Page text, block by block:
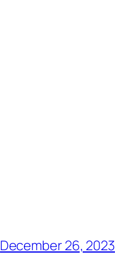
December 26, 2023